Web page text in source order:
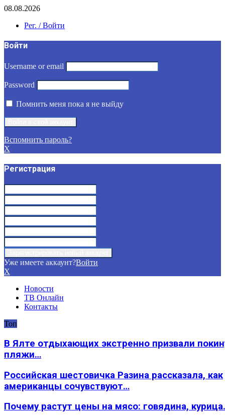
08.08.2026
Рег. / Войти
Войти
Username or email
Password
Помнить меня пока я не выйду
Вспомнить пароль?
X
Регистрация
Уже имеете аккаунт?Войти
X
Новости
ТВ Онлайн
Контакты
Топ
В Ялте отдыхающих экстренно призвали
пляжи…
Российская шестовичка Разина рассказала, как
американцы сочувствуют…
Почему растут цены на мясо: говядина,